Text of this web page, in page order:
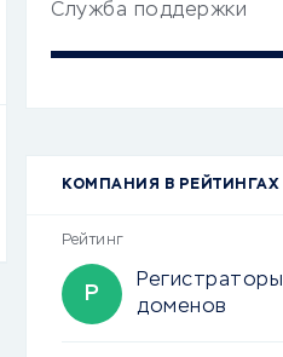
Служба поддержки
КОМПАНИЯ В РЕЙТИНГАХ
Рейтинг
Р
Регистраторы
доменов